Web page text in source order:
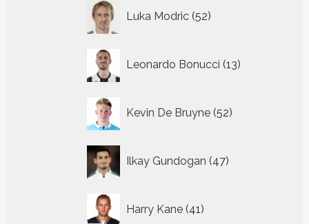
Luka Modric 52
producten
Leonardo Bonucci 13
producten
Kevin De Bruyne 52
producten
Ilkay Gundogan 47
producten
Harry Kane 41
producten